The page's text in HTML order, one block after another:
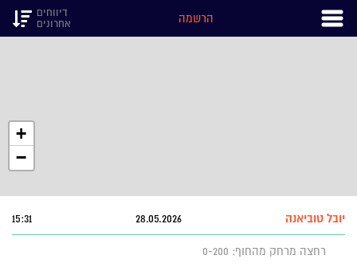
הרשמה
דיווחים
אחרונים
+
−
יובל טוביאנה 28.05.2026
15:31
רחצה מרחק מהחוף: 0-200